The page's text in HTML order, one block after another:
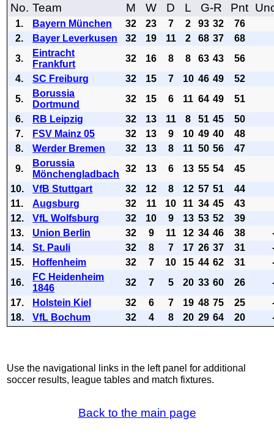
No. Team M W D L G-R Pnt
1. Bayern München 32 23 7 2 93 32 76
2.
Bayer Leverkusen 32 19 11 2 68 37 68
3.
Eintracht
Frankfurt
32 16 8 8 63 43
56
4.
SC Freiburg 32 15 7 10 46 49
52
5.
Borussia
Dortmund
32 15 6 11 64 49
51
6.
RB Leipzig 32 13 11 8 51 45
50
7.
FSV Mainz 05 32 13 9 10 49 40
48
8.
Werder Bremen 32 13 8 11 50 56
47
9.
Borussia
Mönchengladbach
32 13 6 13 55 54
45
10.
VfB Stuttgart 32 12 8 12 57 51
44
11.
Augsburg 32 11 10 11 34 45
43
12.
VfL Wolfsburg 32 10 9 13 53 52
39
13.
Union Berlin 32 9 11 12 34 46 38
14.
St. Pauli 32 8 7 17 26 37 31
15.
Hoffenheim 32 7 10 15 44 62 31
16.
FC Heidenheim
1846
32 7 5 20 33 60 26
17.
Holstein Kiel 32 6 7 19 48 75 25
18.
VfL Bochum 32 4 8 20 29 64 20
Use the navigational links in the left panel for additional
soccer results, league tables and match fixtures.
Back to the main page